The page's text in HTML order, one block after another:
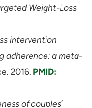
Weight-Loss
intervention
adherence: a meta-
2016. PMID:
of couples’